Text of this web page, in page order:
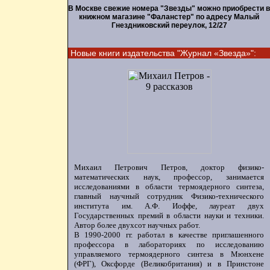
В Москве свежие номера "Звезды" можно приобрести в
книжном магазине "Фаланстер" по адресу Малый
Гнездниковский переулок, 12/27
Новые книги издательства "Журнал «Звезда»":
Михаил Петрович Петров, доктор физико-
математических наук, профессор, занимается
исследованиями в области термоядерного синтеза,
главный научный сотрудник Физико-технического
института им. А.Ф. Иоффе, лауреат двух
Государственных премий в области науки и техники.
Автор более двухсот научных работ.
В 1990-2000 гг. работал в качестве приглашенного
профессора в лабораториях по исследованию
управляемого термоядерного синтеза в Мюнхене
(ФРГ), Оксфорде (Великобритания) и в Принстоне